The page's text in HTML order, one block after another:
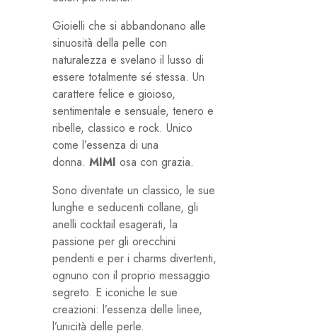
Gioielli che si abbandonano alle
sinuosità della pelle con
naturalezza e svelano il lusso di
essere totalmente sé stessa. Un
carattere felice e gioioso,
sentimentale e sensuale, tenero e
ribelle, classico e rock. Unico
come l’essenza di una
donna. MIMI osa con grazia.
Sono diventate un classico, le sue
lunghe e seducenti collane, gli
anelli cocktail esagerati, la
passione per gli orecchini
pendenti e per i charms divertenti,
ognuno con il proprio messaggio
segreto. E iconiche le sue
creazioni: l’essenza delle linee,
l’unicità delle perle.